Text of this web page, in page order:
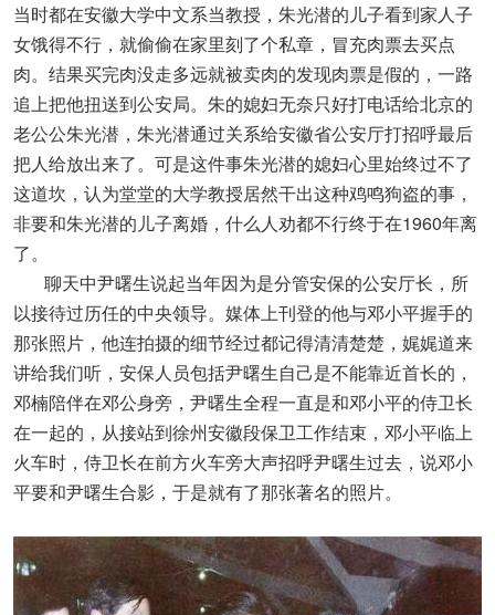
当时都在安徽大学中文系当教授，朱光潜的儿子看到家人子
女饿得不行，就偷偷在家里刻了个私章，冒充肉票去买点
肉。结果买完肉没走多远就被卖肉的发现肉票是假的，一路
追上把他扭送到公安局。朱的媳妇无奈只好打电话给北京的
老公公朱光潜，朱光潜通过关系给安徽省公安厅打招呼最后
把人给放出来了。可是这件事朱光潜的媳妇心里始终过不了
这道坎，认为堂堂的大学教授居然干出这种鸡鸣狗盗的事，
非要和朱光潜的儿子离婚，什么人劝都不行终于在1960年离
了。
聊天中尹曙生说起当年因为是分管安保的公安厅长，所
以接待过历任的中央领导。媒体上刊登的他与邓小平握手的
那张照片，他连拍摄的细节经过都记得清清楚楚，娓娓道来
讲给我们听，安保人员包括尹曙生自己是不能靠近首长的，
邓楠陪伴在邓公身旁，尹曙生全程一直是和邓小平的侍卫长
在一起的，从接站到徐州安徽段保卫工作结束，邓小平临上
火车时，侍卫长在前方火车旁大声招呼尹曙生过去，说邓小
平要和尹曙生合影，于是就有了那张著名的照片。